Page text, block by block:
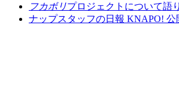
フカボリプロジェクトについて語
ナップスタッフの日報 KNAPO! 公